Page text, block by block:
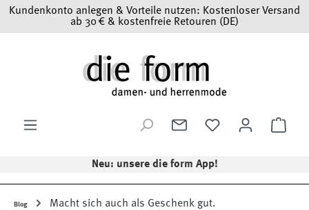
Zum Hauptinhalt springen
Kundenkonto anlegen & Vorteile nutzen: Kostenloser Versand
ab 30 € & kostenfreie Retouren (DE)
Neu: unsere die form App!
Blog Macht sich auch als Geschenk gut.